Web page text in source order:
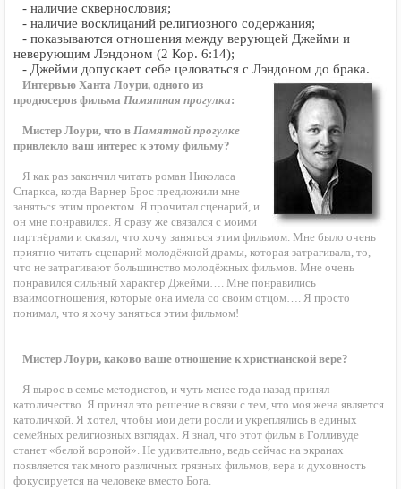
- наличие сквернословия;
- наличие восклицаний религиозного содержания;
- показываются отношения между верующей Джейми и
неверующим Лэндоном (2 Кор. 6:14);
- Джейми допускает себе целоваться с Лэндоном до брака.
Интервью Ханта Лоури, одного из
продюсеров фильма Памятная прогулка:
Мистер Лоури, что в Памятной прогулке
привлекло ваш интерес к этому фильму?
Я как раз закончил читать роман Николаса
Спаркса, когда Варнер Брос предложили мне
заняться этим проектом. Я прочитал сценарий, и
он мне понравился. Я сразу же связался с моими
партнёрами и сказал, что хочу заняться этим фильмом. Мне было очень
приятно читать сценарий молодёжной драмы, которая затрагивала, то,
что не затрагивают большинство молодёжных фильмов. Мне очень
понравился сильный характер Джейми…. Мне понравились
взаимоотношения, которые она имела со своим отцом…. Я просто
понимал, что я хочу заняться этим фильмом!
Мистер Лоури, каково ваше отношение к христианской вере?
Я вырос в семье методистов, и чуть менее года назад принял
католичество. Я принял это решение в связи с тем, что моя жена является
католичкой. Я хотел, чтобы мои дети росли и укреплялись в единых
семейных религиозных взглядах. Я знал, что этот фильм в Голливуде
станет «белой вороной». Не удивительно, ведь сейчас на экранах
появляется так много различных грязных фильмов, вера и духовность
фокусируется на человеке вместо Бога.